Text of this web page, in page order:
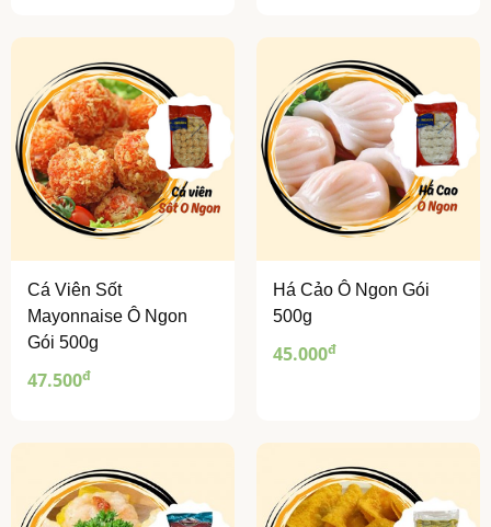
Cá Viên Sốt
Mayonnaise Ô Ngon
Gói 500g
47.500đ
Há Cảo Ô Ngon Gói
500g
45.000đ